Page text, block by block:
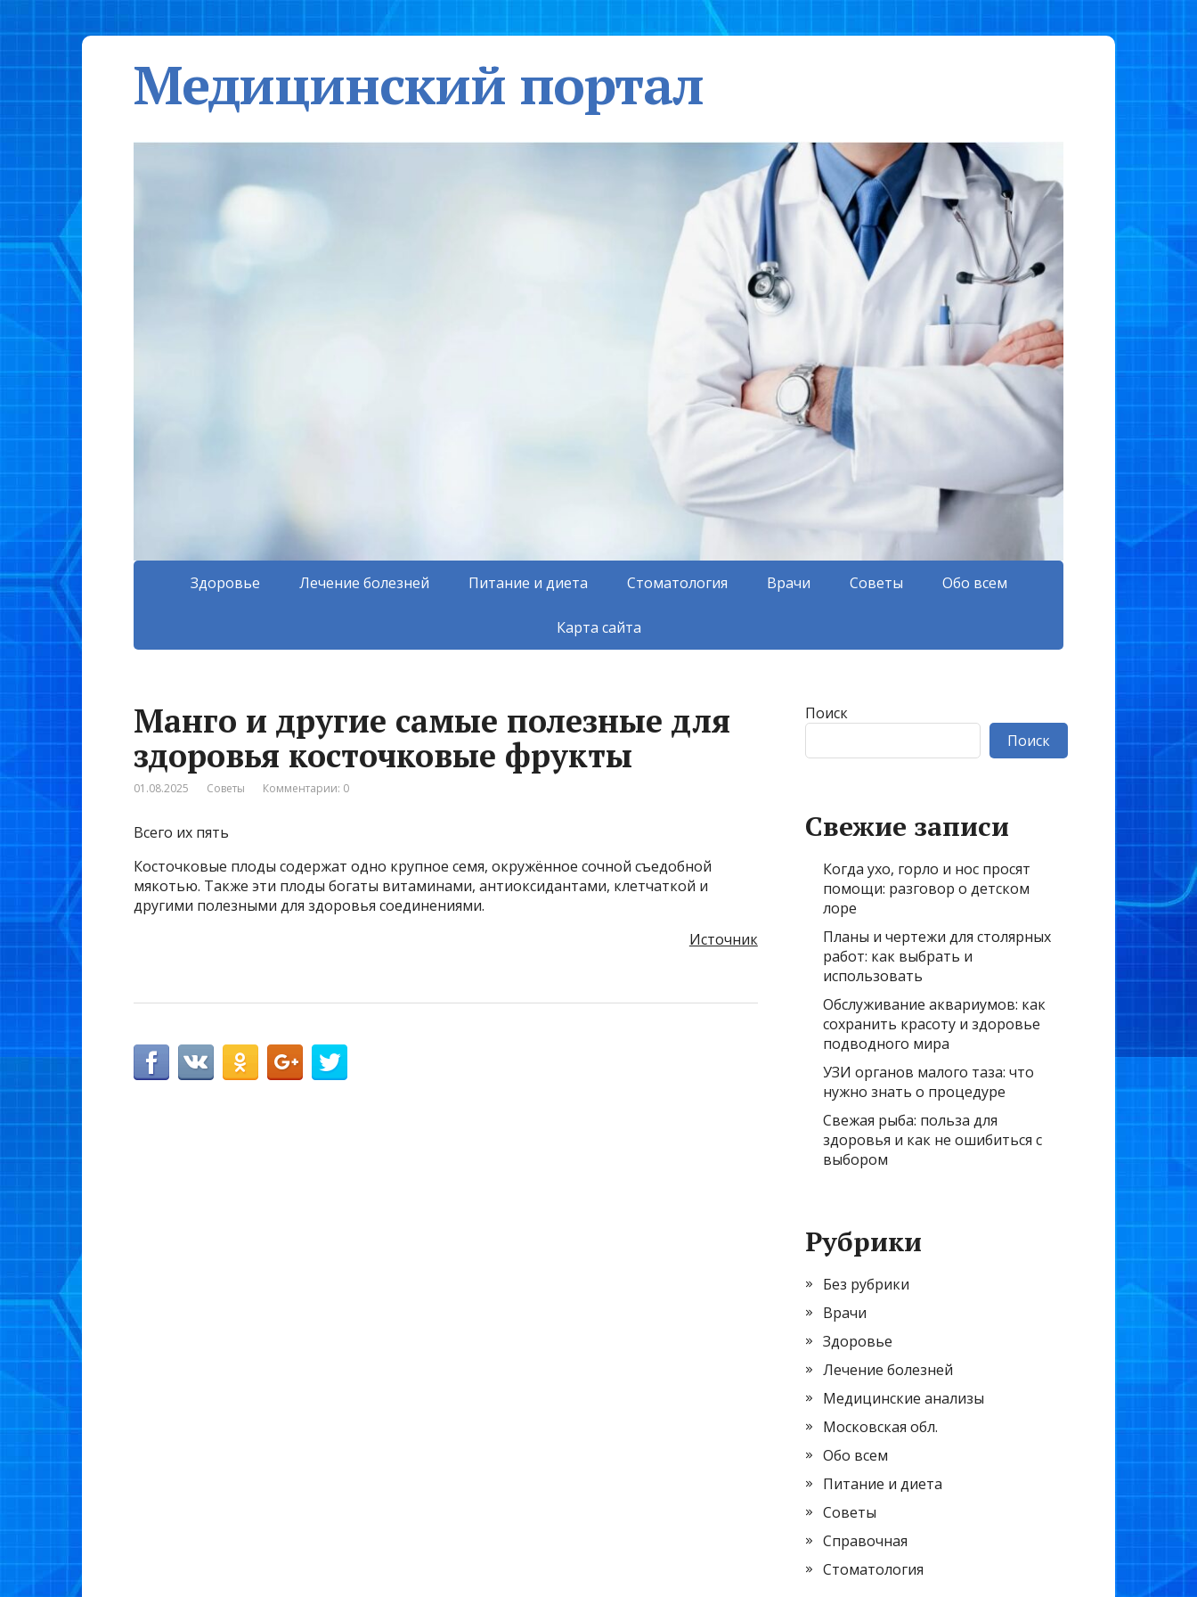
Медицинский портал
Здоровье Лечение болезней Питание и диета Стоматология Врачи Советы Обо всем
Карта сайта
Манго и другие самые полезные для
здоровья косточковые фрукты
01.08.2025 Советы Комментарии: 0
Всего их пять
Косточковые плоды содержат одно крупное семя, окружённое сочной съедобной
мякотью. Также эти плоды богаты витаминами, антиоксидантами, клетчаткой и
другими полезными для здоровья соединениями.
Источник
Поиск
Поиск
Свежие записи
Когда ухо, горло и нос просят
помощи: разговор о детском
лоре
Планы и чертежи для столярных
работ: как выбрать и
использовать
Обслуживание аквариумов: как
сохранить красоту и здоровье
подводного мира
УЗИ органов малого таза: что
нужно знать о процедуре
Свежая рыба: польза для
здоровья и как не ошибиться с
выбором
Рубрики
Без рубрики
Врачи
Здоровье
Лечение болезней
Медицинские анализы
Московская обл.
Обо всем
Питание и диета
Советы
Справочная
Стоматология